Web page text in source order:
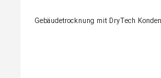
Gebäudetrocknung mit DryTech